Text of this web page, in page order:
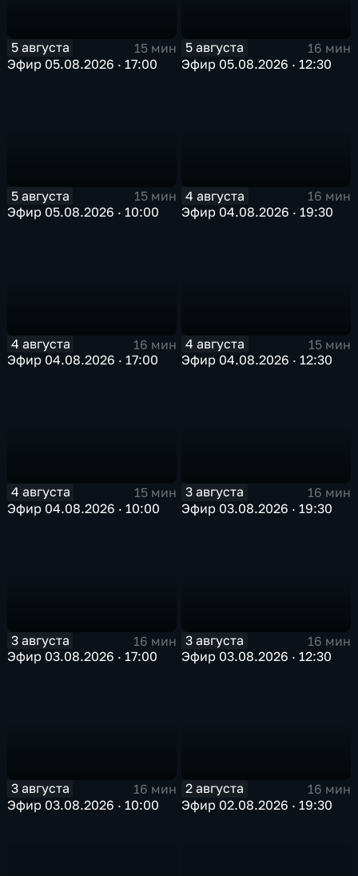
5 августа
15 мин
Эфир 05.08.2026 · 17:00
5 августа
16 мин
Эфир 05.08.2026 · 12:30
5 августа
15 мин
Эфир 05.08.2026 · 10:00
4 августа
16 мин
Эфир 04.08.2026 · 19:30
4 августа
16 мин
Эфир 04.08.2026 · 17:00
4 августа
15 мин
Эфир 04.08.2026 · 12:30
4 августа
15 мин
Эфир 04.08.2026 · 10:00
3 августа
16 мин
Эфир 03.08.2026 · 19:30
3 августа
16 мин
Эфир 03.08.2026 · 17:00
3 августа
16 мин
Эфир 03.08.2026 · 12:30
3 августа
16 мин
Эфир 03.08.2026 · 10:00
2 августа
16 мин
Эфир 02.08.2026 · 19:30